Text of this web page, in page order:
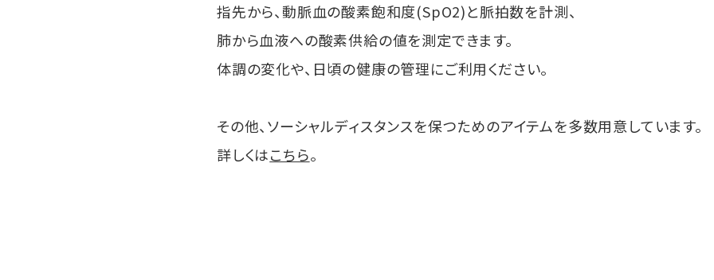
指先から、動脈血の酸素飽和度(SpO2)と脈拍数を計測、
肺から血液への酸素供給の値を測定できます。
体調の変化や、日頃の健康の管理にご利用ください。
その他、ソーシャルディスタンスを保つためのアイテムを多数用意しています。
詳しくはこちら。